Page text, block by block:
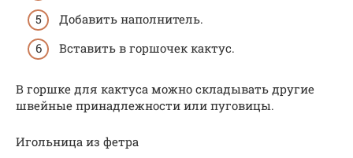
Добавить наполнитель.
Вставить в горшочек кактус.
В горшке для кактуса можно складывать другие
швейные принадлежности или пуговицы.
Игольница из фетра